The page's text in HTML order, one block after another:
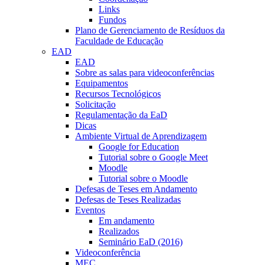
Links
Fundos
Plano de Gerenciamento de Resíduos da
Faculdade de Educação
EAD
EAD
Sobre as salas para videoconferências
Equipamentos
Recursos Tecnológicos
Solicitação
Regulamentação da EaD
Dicas
Ambiente Virtual de Aprendizagem
Google for Education
Tutorial sobre o Google Meet
Moodle
Tutorial sobre o Moodle
Defesas de Teses em Andamento
Defesas de Teses Realizadas
Eventos
Em andamento
Realizados
Seminário EaD (2016)
Videoconferência
MEC